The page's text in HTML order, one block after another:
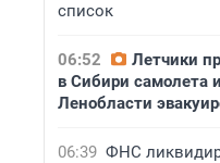
список
06:52
Летчики
в Сибири самолета
Ленобласти
06:39 ФНС